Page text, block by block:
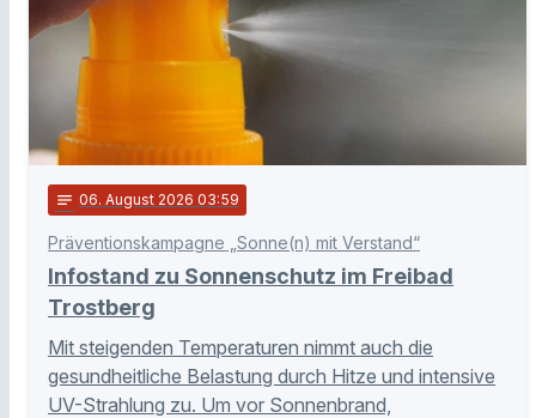
notes 06. August 2026 03:59
Präventionskampagne „Sonne(n) mit Verstand“
Infostand zu Sonnenschutz im Freibad
Trostberg
Mit steigenden Temperaturen nimmt auch die
gesundheitliche Belastung durch Hitze und intensive
UV-Strahlung zu. Um vor Sonnenbrand,